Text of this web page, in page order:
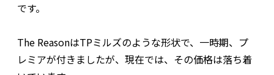
です。
The ReasonはTPミルズのような形状で、一時期、プ
レミアが付きましたが、現在では、その価格は落ち着